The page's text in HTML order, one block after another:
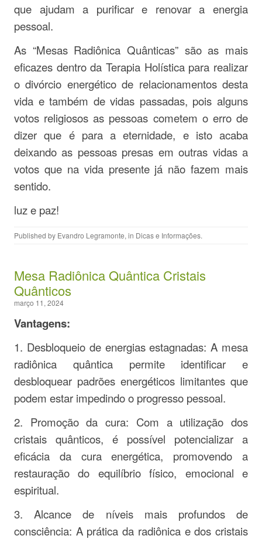
que ajudam a purificar e renovar a energia
pessoal.
As “Mesas Radiônica Quânticas” são as mais
eficazes dentro da Terapia Holística para realizar
o divórcio energético de relacionamentos desta
vida e também de vidas passadas, pois alguns
votos religiosos as pessoas cometem o erro de
dizer que é para a eternidade, e isto acaba
deixando as pessoas presas em outras vidas a
votos que na vida presente já não fazem mais
sentido.
luz e paz!
Published by Evandro Legramonte, in Dicas e Informações.
Mesa Radiônica Quântica Cristais
Quânticos
março 11, 2024
Vantagens:
1. Desbloqueio de energias estagnadas: A mesa
radiônica quântica permite identificar e
desbloquear padrões energéticos limitantes que
podem estar impedindo o progresso pessoal.
2. Promoção da cura: Com a utilização dos
cristais quânticos, é possível potencializar a
eficácia da cura energética, promovendo a
restauração do equilíbrio físico, emocional e
espiritual.
3. Alcance de níveis mais profundos de
consciência: A prática da radiônica e dos cristais